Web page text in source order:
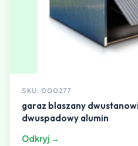
SKU: 000277
garaz blaszany
dwuspadowy alumin
Odkryj →